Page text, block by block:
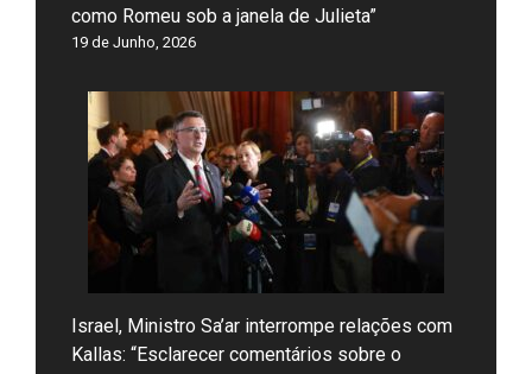
como Romeu sob a janela de Julieta”
19 de Junho, 2026
Israel, Ministro Sa’ar interrompe relações com
Kallas: “Esclarecer comentários sobre o